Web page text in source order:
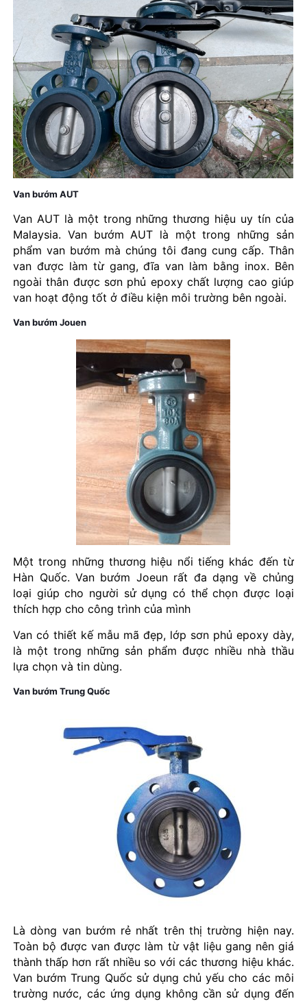
Van bướm AUT
Van AUT là một trong những thương hiệu uy tín của
Malaysia. Van bướm AUT là một trong những sản
phẩm van bướm mà chúng tôi đang cung cấp. Thân
van được làm từ gang, đĩa van làm bằng inox. Bên
ngoài thân được sơn phủ epoxy chất lượng cao giúp
van hoạt động tốt ở điều kiện môi trường bên ngoài.
Van bướm Jouen
Một trong những thương hiệu nổi tiếng khác đến từ
Hàn Quốc. Van bướm Joeun rất đa dạng về chủng
loại giúp cho người sử dụng có thể chọn được loại
thích hợp cho công trình của mình
Van có thiết kế mẫu mã đẹp, lớp sơn phủ epoxy dày,
là một trong những sản phẩm được nhiều nhà thầu
lựa chọn và tin dùng.
Van bướm Trung Quốc
Là dòng van bướm rẻ nhất trên thị trường hiện nay.
Toàn bộ được van được làm từ vật liệu gang nên giá
thành thấp hơn rất nhiều so với các thương hiệu khác.
Van bướm Trung Quốc sử dụng chủ yếu cho các môi
trường nước, các ứng dụng không cần sử dụng đến